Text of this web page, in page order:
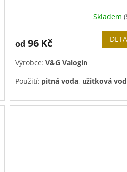
Skladem
od 96 Kč
Výrobce:V&G Valogin
Použití: pitná voda, užitková